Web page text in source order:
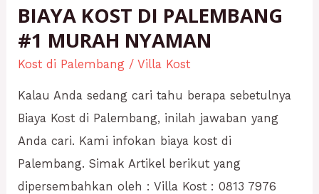
BIAYA KOST DI PALEMBANG
#1 MURAH NYAMAN
Kost di Palembang /Villa Kost
Kalau Anda sedang cari tahu berapa sebetulnya
Biaya Kost di Palembang, inilah jawaban yang
Anda cari. Kami infokan biaya kost di
Palembang. Simak Artikel berikut yang
dipersembahkan oleh : Villa Kost : 0813 7976